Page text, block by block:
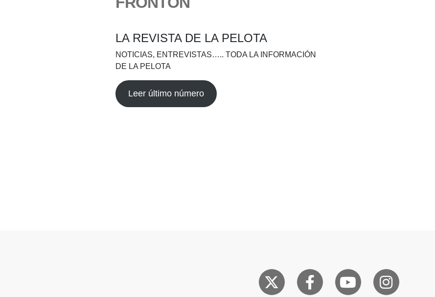
LA REVISTA DE LA PELOTA
NOTICIAS, ENTREVISTAS….. TODA LA INFORMACIÓN
DE LA PELOTA
Leer último número